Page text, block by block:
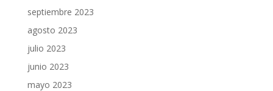
septiembre 2023
agosto 2023
julio 2023
junio 2023
mayo 2023